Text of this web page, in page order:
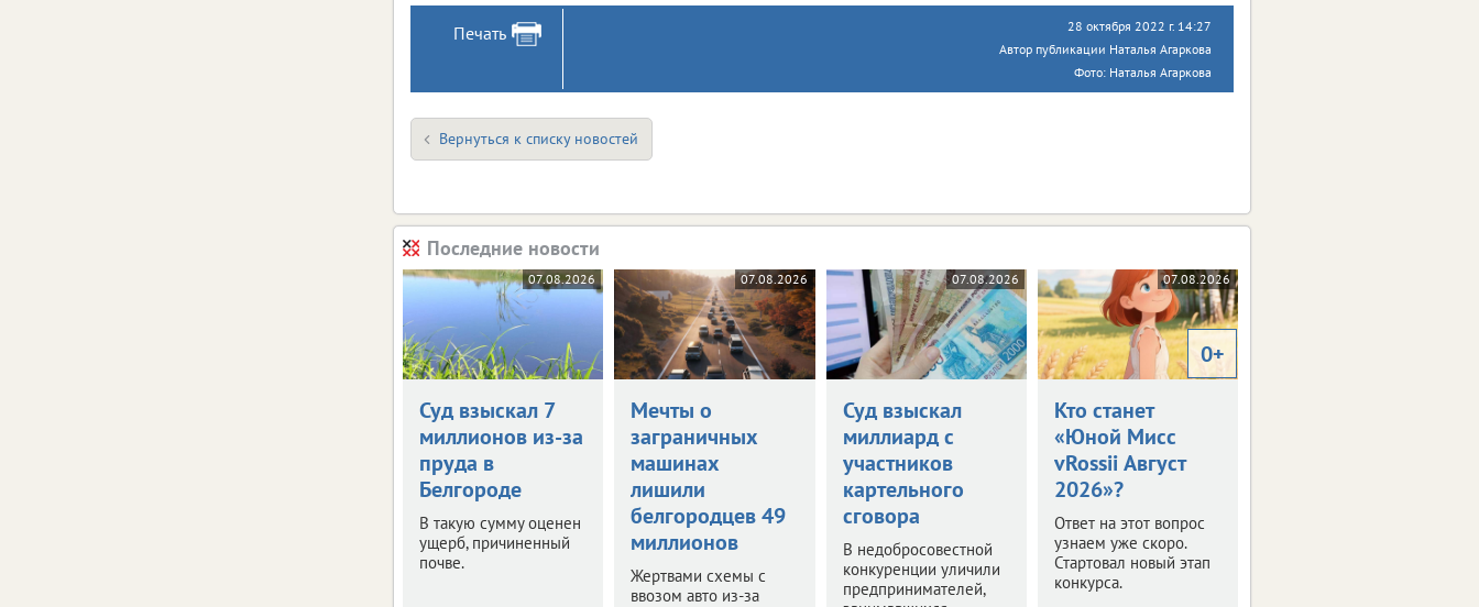
Печать
28 октября 2022 г. 14:27
Автор публикации Наталья Агаркова
Фото: Наталья Агаркова
Вернуться к списку новостей
Последние новости
07.08.2026
Суд взыскал 7
миллионов из-за
пруда в
Белгороде
В такую сумму оценен
ущерб, причиненный
почве.
07.08.2026
Мечты о
заграничных
машинах
лишили
белгородцев 49
миллионов
Жертвами схемы с
ввозом авто из-за
07.08.2026
Суд взыскал
миллиард с
участников
картельного
сговора
В недобросовестной
конкуренции уличили
предпринимателей,
07.08.2026
0+
Кто станет
«Юной Мисс
vRossii Август
2026»?
Ответ на этот вопрос
узнаем уже скоро.
Стартовал новый этап
конкурса.